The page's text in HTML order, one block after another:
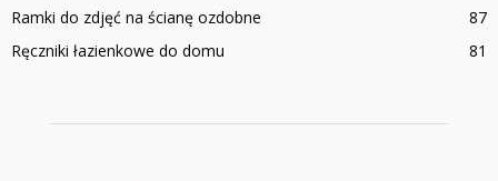
Ramki do zdjęć na ścianę ozdobne
87
Ręczniki łazienkowe do domu
81